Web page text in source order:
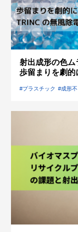
射出成形の色ム
歩留まりを劇
#プラスチック #成形不